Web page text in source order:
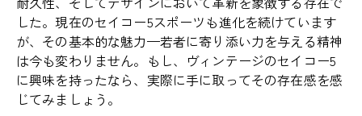
した。現在のセイコー5スポーツも進化を続けています
が、その基本的な魅力—若者に寄り添い力を与える精神
は今も変わりません。もし、ヴィンテージのセイコー5
に興味を持ったなら、実際に手に取ってその存在感を感
じてみましょう。